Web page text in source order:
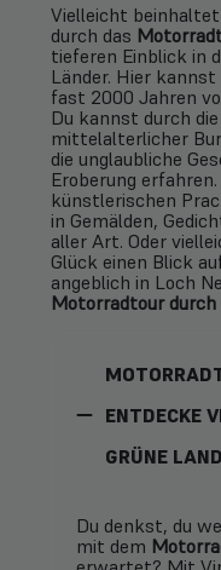
Vielleicht
durch das
tieferen Einblick in
Länder. Hier
fast 2000 Jahren
Du kannst durch
mittelalterlicher
die unglaubliche
Eroberung
künstlerischen
in Gemälden,
aller Art. Oder
Glück einen Blick
angeblich in Loch
Motorradtour
NTDECKE
RÜNE
Du denkst, du
mit dem